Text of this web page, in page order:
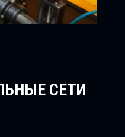
СЕТИ